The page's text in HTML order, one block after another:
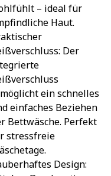
– ideal für
Haut.
Der
ein schnelles
einfaches Beziehen
Bettwäsche. Perfekt
stressfreie
Design: